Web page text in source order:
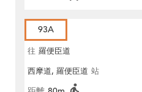
93A
往 羅便臣道
西摩道, 羅便臣道 站